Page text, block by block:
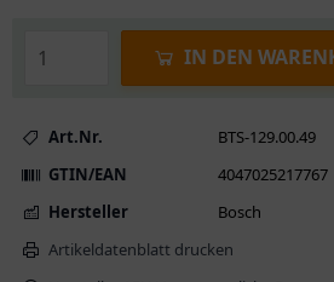
IN DEN
Art.Nr.
BTS-129.00.49
GTIN/EAN
4047025217767
Hersteller
Bosch
Artikeldatenblatt drucken